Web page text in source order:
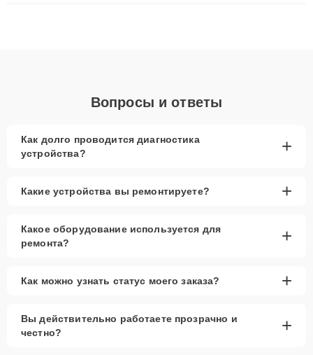
Вопросы и ответы
Как долго проводится диагностика
устройства?
+
Какие устройства вы ремонтируете? +
Какое оборудование используется для
ремонта?
+
Как можно узнать статус моего заказа? +
Вы действительно работаете прозрачно и
честно?
+